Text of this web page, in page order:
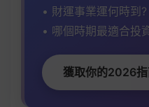
• 財運事業運何時到?
• 哪個時期最適合投
獲取你的2026